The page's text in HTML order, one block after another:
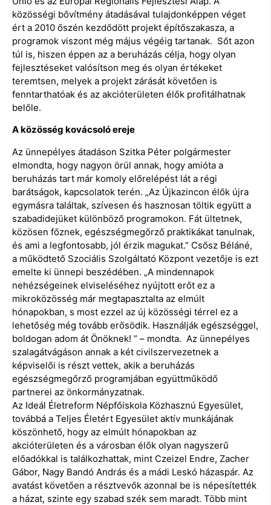
közösségi bővítmény átadásával tulajdonképpen véget
ért a 2010 őszén kezdődött projekt építőszakasza, a
programok viszont még május végéig tartanak. Sőt azon
túl is, hiszen éppen az a beruházás célja, hogy olyan
fejlesztéseket valósítson meg és olyan értékeket
teremtsen, melyek a projekt zárását követően is
fenntarthatóak és az akcióterületen élők profitálhatnak
belőle.
A közösség kovácsoló ereje
Az ünnepélyes átadáson Szitka Péter polgármester
elmondta, hogy nagyon örül annak, hogy amióta a
beruházás tart már komoly előrelépést lát a régi
barátságok, kapcsolatok terén. „Az Újkazincon élők újra
egymásra találtak, szívesen és hasznosan töltik együtt a
szabadidejüket különböző programokon. Fát ültetnek,
közösen főznek, egészségmegőrző praktikákat tanulnak,
és ami a legfontosabb, jól érzik magukat.” Csősz Béláné,
a működtető Szociális Szolgáltató Központ vezetője is ezt
emelte ki ünnepi beszédében. „A mindennapok
nehézségeinek elviseléséhez nyújtott erőt ez a
mikroközösség már megtapasztalta az elmúlt
hónapokban, s most ezzel az új közösségi térrel ez a
lehetőség még tovább erősödik. Használják egészséggel,
boldogan adom át Önöknek! ” – mondta. Az ünnepélyes
szalagátvágáson annak a két civilszervezetnek a
képviselői is részt vettek, akik a beruházás
egészségmegőrző programjában együttműködő
partnerei az önkormányzatnak.
Az Ideál Életreform Népfőiskola Közhasznú Egyesület,
továbbá a Teljes Életért Egyesület aktív munkájának
köszönhető, hogy az elmúlt hónapokban az
akcióterületen és a városban élők olyan nagyszerű
előadókkal is találkozhattak, mint Czeizel Endre, Zacher
Gábor, Nagy Bandó András és a mádi Leskó házaspár. Az
avatást követően a résztvevők azonnal be is népesítették
a házat, szinte egy szabad szék sem maradt. Több mint